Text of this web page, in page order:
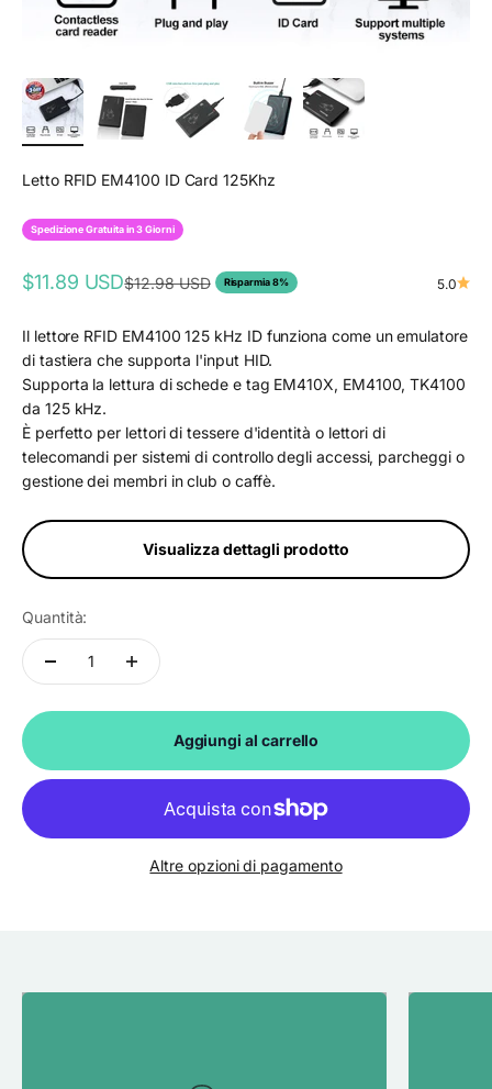
Letto RFID EM4100 ID Card 125Khz
Spedizione Gratuita in 3 Giorni
Prezzo scontato
$11.89 USDPrezzo
$12.98 USD Risparmia 8% 5.0
Il lettore RFID EM4100 125 kHz ID funziona come un emulatore
di tastiera che supporta l'input HID.
Supporta la lettura di schede e tag EM410X, EM4100, TK4100
da 125 kHz.
È perfetto per lettori di tessere d'identità o lettori di
telecomandi per sistemi di controllo degli accessi, parcheggi o
gestione dei membri in club o caffè.
Visualizza dettagli prodotto
Quantità:
Aggiungi al carrello
Altre opzioni di pagamento